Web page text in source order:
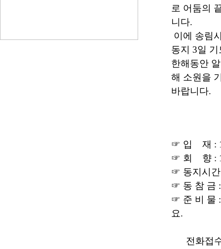
로 어둠의
니다.
이에 송림
동지 3일
한해동안
해 소원을
바랍니다.
☞ 입 재 :
☞ 회 향 :
☞ 동지시간
☞ 동 참 금
☞ 준 비 물
요.
전화접수